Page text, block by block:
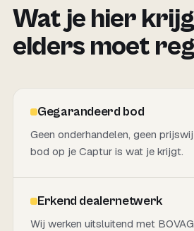
Wat je hier
elders moet
Gegarandeerd bod
Geen onderhandelen, geen
bod op je Captur is wat je krijgt.
Erkend dealernetwerk
Wij werken uitsluitend met